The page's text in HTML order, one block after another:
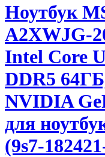
Ноутбук
A2XWJG-
Intel Core
DDR5
NVIDIA
для
(9s7-